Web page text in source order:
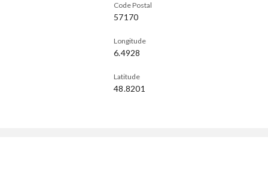
Code Postal
57170
Longitude
6.4928
Latitude
48.8201